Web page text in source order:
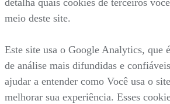
detalha quais cookies de terceiros
meio deste site.
Este site usa o Google Analytics, que
de análise mais difundidas e
ajudar a entender como Você usa o
melhorar sua experiência. Esses